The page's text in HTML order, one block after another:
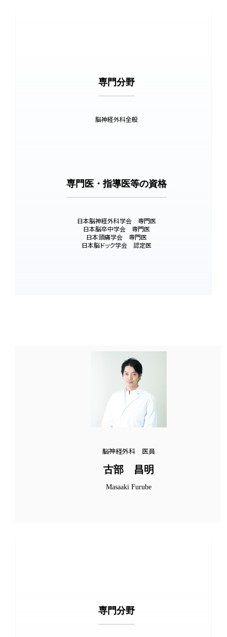
専門分野
脳神経外科全般
専門医・指導医等の資格
日本脳神経外科学会 専門医
日本脳卒中学会 専門医
日本頭痛学会 専門医
日本脳ドック学会 認定医
脳神経外科 医員
古部 昌明
Masaaki Furube
専門分野